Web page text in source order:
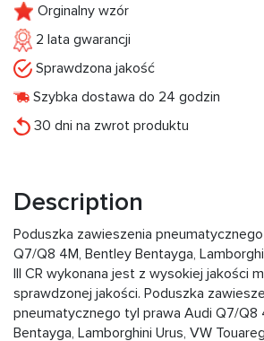
Orginalny wzór
2 lata gwarancji
Sprawdzona jakość
Szybka dostawa do 24 godzin
30 dni na zwrot produktu
Description
Poduszka zawieszenia
Q7/Q8 4M, Bentley Bentayga,
III CR wykonana jest z wysokiej jakości
sprawdzonej jakości. Poduszka
pneumatycznego tyl prawa Audi Q7/Q8
Bentayga, Lamborghini Urus, VW